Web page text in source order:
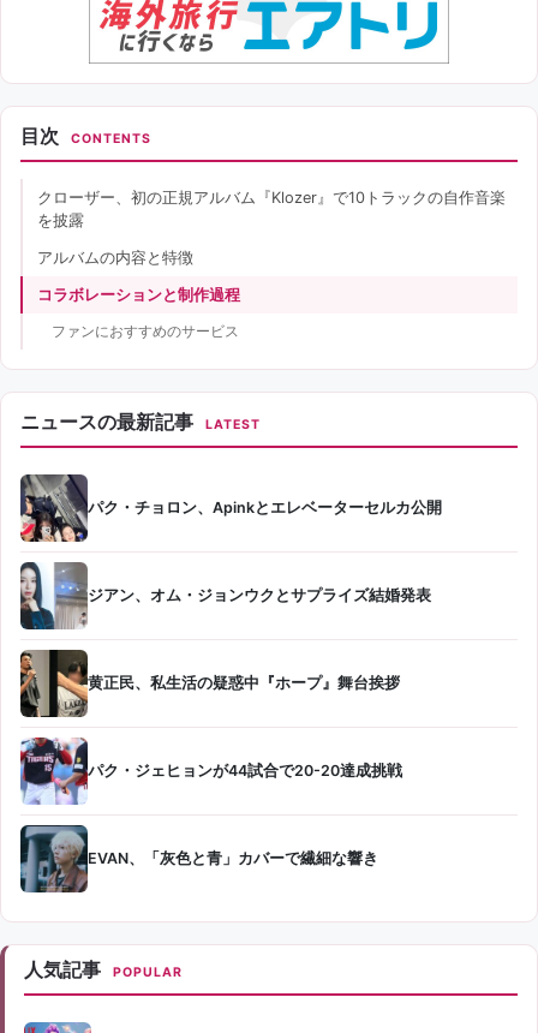
目次 CONTENTS
クローザー、初の正規アルバム『Klozer』で10トラックの自作音楽
を披露
アルバムの内容と特徴
コラボレーションと制作過程
ファンにおすすめのサービス
ニュースの最新記事 LATEST
パク・チョロン、Apinkとエレベーターセルカ公開
ジアン、オム・ジョンウクとサプライズ結婚発表
黄正民、私生活の疑惑中『ホープ』舞台挨拶
パク・ジェヒョンが44試合で20-20達成挑戦
EVAN、「灰色と青」カバーで繊細な響き
人気記事 POPULAR